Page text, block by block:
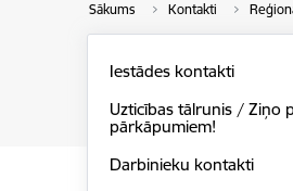
Sākums Kontakti
Iestādes kontakti
Uzticības tālrunis / Ziņo
pārkāpumiem!
Darbinieku kontakti